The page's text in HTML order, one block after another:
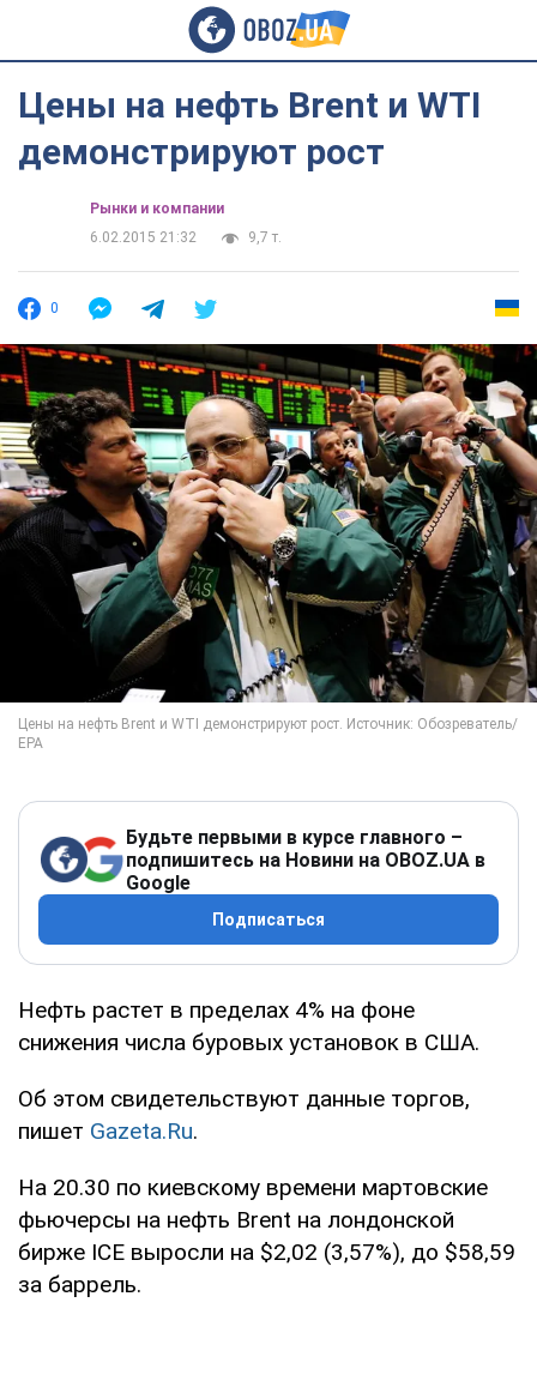
Цены на нефть Brent и WTI
демонстрируют рост
Рынки и компании
6.02.2015 21:32
9,7 т.
0
Будьте первыми в курсе главного –
подпишитесь на Новини на OBOZ.UA в
Google
Подписаться
Нефть растет в пределах 4% на фоне
снижения числа буровых установок в США.
Об этом свидетельствуют данные торгов,
пишет Gazeta.Ru.
На 20.30 по киевскому времени мартовские
фьючерсы на нефть Brent на лондонской
бирже ICE выросли на $2,02 (3,57%), до $58,59
за баррель.